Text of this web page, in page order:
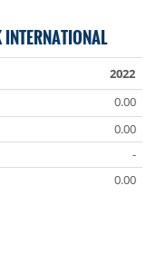
2022
0.00
0.00
-
0.00